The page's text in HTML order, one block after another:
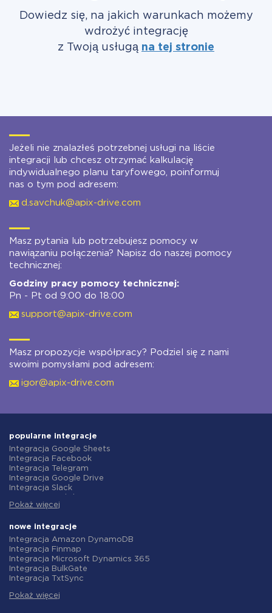
Dowiedz się, na jakich warunkach możemy
wdrożyć integrację
z Twoją usługą na tej stronie
Jeżeli nie znalazłeś potrzebnej usługi na liście
integracji lub chcesz otrzymać kalkulację
indywidualnego planu taryfowego, poinformuj
nas o tym pod adresem:
d.savchuk@apix-drive.com
Masz pytania lub potrzebujesz pomocy w
nawiązaniu połączenia? Napisz do naszej pomocy
technicznej:
Godziny pracy pomocy technicznej:
Pn - Pt od 9:00 do 18:00
support@apix-drive.com
Masz propozycje współpracy? Podziel się z nami
swoimi pomysłami pod adresem:
igor@apix-drive.com
popularne integracje
Integracja Google Sheets
Integracja Facebook
Integracja Telegram
Integracja Google Drive
Integracja Slack
Integracja Gmail
Integracja ClickUp
Integracja Airtable
Integracja Google Contacts
Integracja OpenAI (ChatGPT)
Integracja Instagram
Integracja ActiveCampaign
Integracja Salesforce CRM
Pokaż więcej
nowe integracje
Integracja Amazon DynamoDB
Integracja Finmap
Integracja Microsoft Dynamics 365
Integracja BulkGate
Integracja TxtSync
Integracja Corezoid
Pokaż więcej